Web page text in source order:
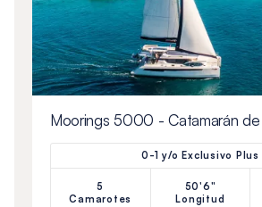
Moorings 5000 - Catamarán
0-1 y/o Exclusivo Plus
5
Camarotes
50'6"
Longitud